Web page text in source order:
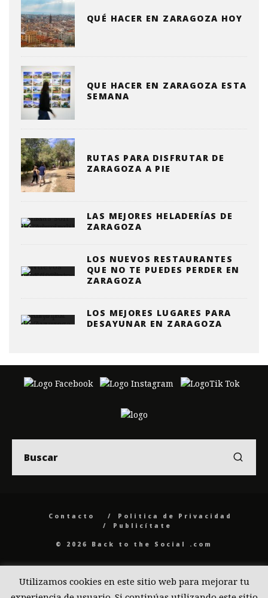
QUÉ HACER EN ZARAGOZA HOY
QUE HACER EN ZARAGOZA ESTA
SEMANA
RUTAS PARA DISFRUTAR DE
ZARAGOZA A PIE
LAS MEJORES HELADERÍAS DE
ZARAGOZA
LOS NUEVOS RESTAURANTES
QUE NO TE PUEDES PERDER EN
ZARAGOZA
LOS MEJORES LUGARES PARA
DESAYUNAR EN ZARAGOZA
Contacto
Politica de Privacidad
Publicítate
© 2026 Back to the Social .com
Utilizamos cookies en este sitio web para mejorar tu